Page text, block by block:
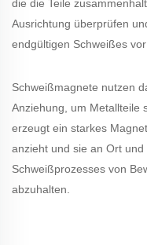
die die Teile
Ausrichtung überprüfen
endgültigen Schweißes
Schweißmagnete nutzen
Anziehung, um Metallteile
erzeugt ein starkes
anzieht und sie an Ort
Schweißprozesses von
abzuhalten.